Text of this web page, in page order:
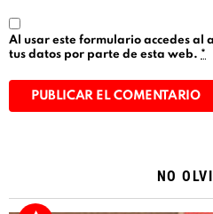
Al usar este formulario accedes al
tus datos por parte de esta web. *
NO